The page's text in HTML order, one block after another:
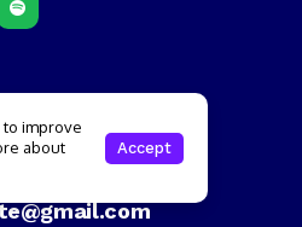
improve
about
Accept